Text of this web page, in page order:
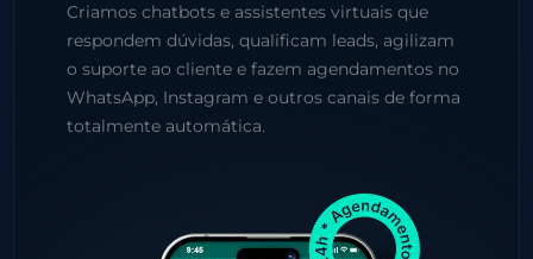
Criamos chatbots e assistentes virtuais que
respondem dúvidas, qualificam leads, agilizam
o suporte ao cliente e fazem agendamentos no
WhatsApp, Instagram e outros canais de forma
totalmente automática.